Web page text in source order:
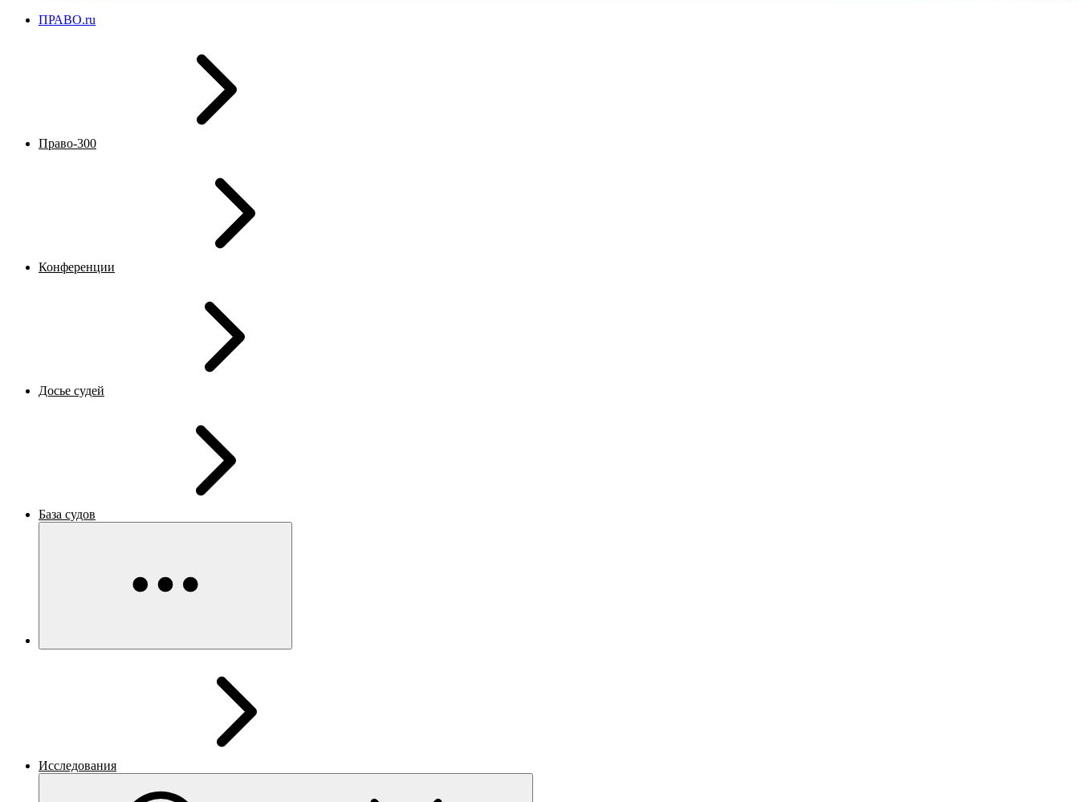
ПРАВО.ru
Право-300
Конференции
Досье судей
База судов
Исследования